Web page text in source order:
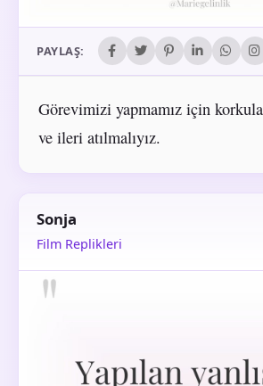
PAYLAŞ:
Görevimizi yapmamız için
ve ileri atılmalıyız.
Sonja
Film Replikleri